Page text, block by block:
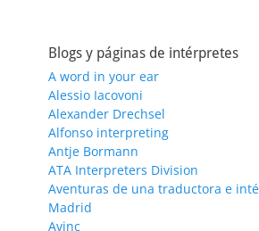
Blogs y páginas de intérpretes
A word in your ear
Alessio Iacovoni
Alexander Drechsel
Alfonso interpreting
Antje Bormann
ATA Interpreters Division
Aventuras de una traductora e
Madrid
Avinc